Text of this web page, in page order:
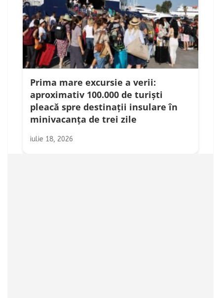
Prima mare excursie a verii:
aproximativ 100.000 de turiști
pleacă spre destinații insulare în
minivacanța de trei zile
iulie 18, 2026